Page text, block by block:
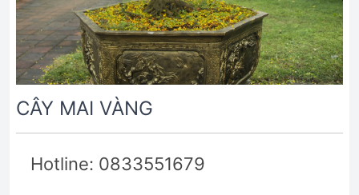
CÂY MAI VÀNG
Hotline: 0833551679